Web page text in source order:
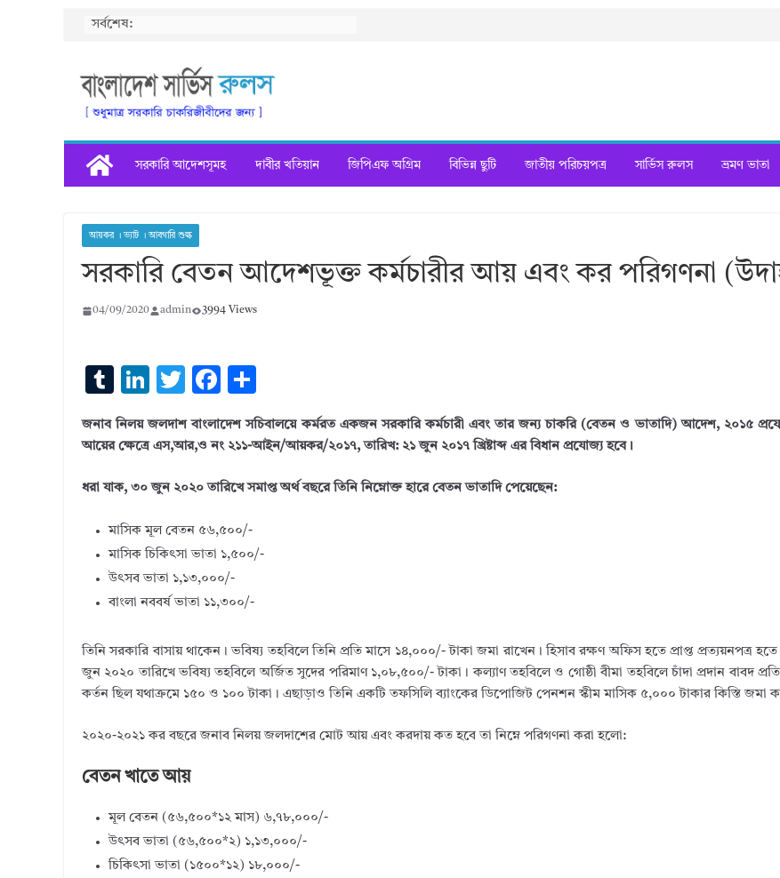
সর্বশেষ:
সরকারি আদেশসূমহ দাবীর খতিয়ান জিপিএফ অগ্রিম বিভিন্ন ছুটি জাতীয় পরিচয়পত্র সার্ভিস রুলস ভ্রমণ ভাতা
আয়কর । ভ্যাট । আবগারি শুল্ক
সরকারি বেতন আদেশভূক্ত কর্মচারীর আয় এবং কর পরিগণনা
04/09/2020 admin 3994 Views
T
m
r
Li
k
dI
n
T
it
r
F
e
o
o
k
ar
জনাব নিলয় জলদাশ বাংলাদেশ সচিবালয়ে কর্মরত একজন সরকারি কর্মচারী এবং তার জন্য চাকরি (বেতন ও ভাতাদি) আদেশ, ২০১৫
আয়ের ক্ষেত্রে এস,আর,ও নং ২১১-আইন/আয়কর/২০১৭, তারিখ: ২১ জুন ২০১৭ খ্রিষ্টাব্দ এর বিধান প্রযোজ্য হবে।
ধরা যাক, ৩০ জুন ২০২০ তারিখে সমাপ্ত অর্থ বছরে তিনি নিম্নোক্ত হারে বেতন ভাতাদি পেয়েছেন:
মাসিক মূল বেতন ৫৬,৫০০/-
মাসিক চিকিৎসা ভাতা ১,৫০০/-
উৎসব ভাতা ১,১৩,০০০/-
বাংলা নববর্ষ ভাতা ১১,৩০০/-
তিনি সরকারি বাসায় থাকেন। ভবিষ্য তহবিলে তিনি প্রতি মাসে ১৪,০০০/- টাকা জমা রাখেন। হিসাব রক্ষণ অফিস হতে প্রাপ্ত প্রত্যয়নপত্র
জুন ২০২০ তারিখে ভবিষ্য তহবিলে অর্জিত সুদের পরিমাণ ১,০৮,৫০০/- টাকা। কল্যাণ তহবিলে ও গোষ্ঠী বীমা তহবিলে চাঁদা প্রদান বাবদ
কর্তন ছিল যথাক্রমে ১৫০ ও ১০০ টাকা। এছাড়াও তিনি একটি তফসিলি ব্যাংকের ডিপোজিট পেনশন স্কীম মাসিক ৫,০০০ টাকার কিস্তি জমা
২০২০-২০২১ কর বছরে জনাব নিলয় জলদাশের মোট আয় এবং করদায় কত হবে তা নিম্নে পরিগণনা করা হলো:
বেতন খাতে আয়
মূল বেতন (৫৬,৫০০*১২ মাস) ৬,৭৮,০০০/-
উৎসব ভাতা (৫৬,৫০০*২) ১,১৩,০০০/-
চিকিৎসা ভাতা (১৫০০*১২) ১৮,০০০/-